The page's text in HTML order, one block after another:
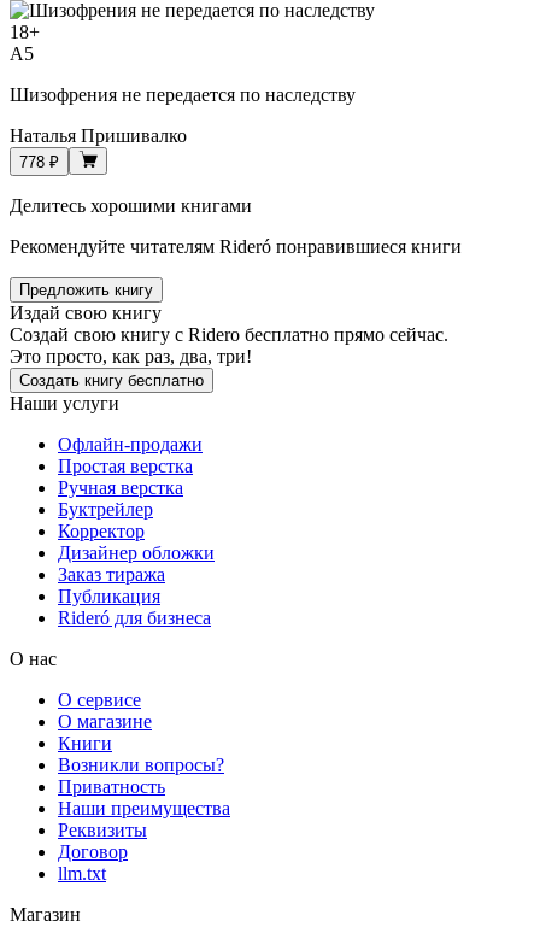
18+
A5
Шизофрения не передается по наследству
Наталья Пришивалко
778 ₽
Делитесь хорошими книгами
Рекомендуйте читателям Rideró понравившиеся книги
Предложить книгу
Издай свою книгу
Создай свою книгу с Ridero бесплатно прямо сейчас.
Это просто, как раз, два, три!
Создать книгу бесплатно
Наши услуги
Офлайн-продажи
Простая верстка
Ручная верстка
Буктрейлер
Корректор
Дизайнер обложки
Заказ тиража
Публикация
Rideró для бизнеса
О нас
О сервисе
О магазине
Книги
Возникли вопросы?
Приватность
Наши преимущества
Реквизиты
Договор
llm.txt
Магазин